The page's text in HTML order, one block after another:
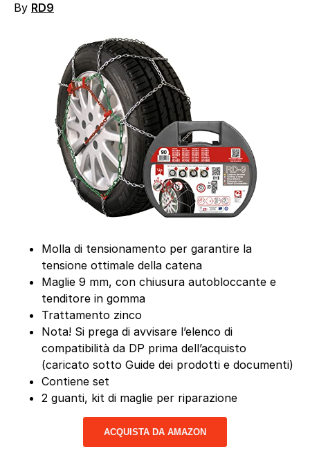
By RD9
Molla di tensionamento per garantire la
tensione ottimale della catena
Maglie 9 mm, con chiusura autobloccante e
tenditore in gomma
Trattamento zinco
Nota! Si prega di avvisare l’elenco di
compatibilità da DP prima dell’acquisto
(caricato sotto Guide dei prodotti e documenti)
Contiene set
2 guanti, kit di maglie per riparazione
ACQUISTA DA AMAZON